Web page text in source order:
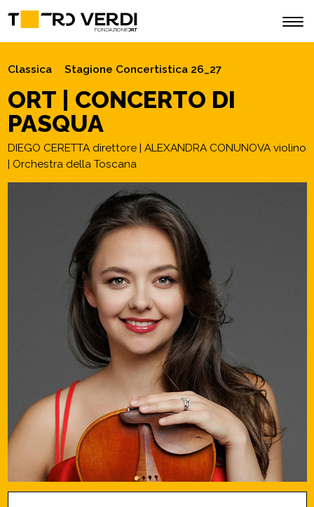
Classica Stagione Concertistica 26_27
ORT | CONCERTO DI
PASQUA
DIEGO CERETTA direttore | ALEXANDRA CONUNOVA violino
| Orchestra della Toscana